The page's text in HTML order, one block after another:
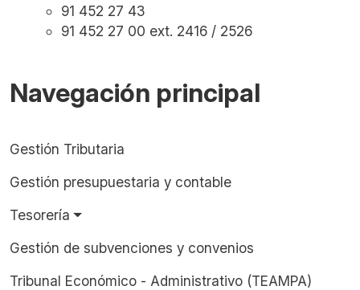
Navegación principal
Gestión Tributaria
Gestión presupuestaria y contable
Tesorería
Gestión de subvenciones y convenios
Tribunal Económico - Administrativo (TEAMPA)
91 452 27 43
91 452 27 00 ext. 2416 / 2526